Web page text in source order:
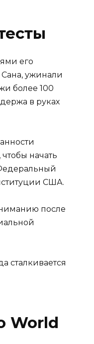
его
ужинали
более 100
в руках
начать
США.
после
сталкивается
World